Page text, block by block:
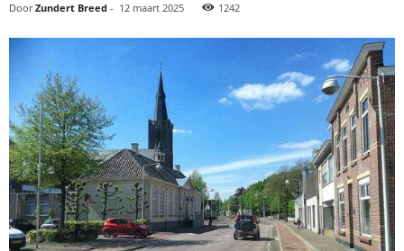
Door Zundert Breed - 12 maart 2025 1242